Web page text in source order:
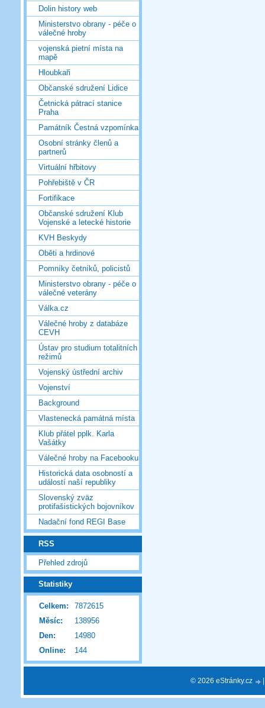
Dolin history web
Ministerstvo obrany - péče o
válečné hroby
vojenská pietní místa na
mapě
Hloubkaři
Občanské sdružení Lidice
Četnická pátrací stanice
Praha
Památník Čestná vzpomínka
Osobní stránky členů a
partnerů
Virtuální hřbitovy
Pohřebiště v ČR
Fortifikace
Občanské sdružení Klub
Vojenské a letecké historie
KVH Beskydy
Oběti a hrdinové
Pomníky četníků, policistů
Ministerstvo obrany - péče o
válečné veterány
Válka.cz
Válečné hroby z databáze
CEVH
Ústav pro studium totalitních
režimů
Vojenský ústřední archiv
Vojenství
Background
Vlastenecká památná místa
Klub přátel pplk. Karla
Vašátky
Válečné hroby na Facebooku
Historická data osobností a
událostí naší republiky
Slovenský zväz
protifašistických bojovníkov
Nadační fond REGI Base
RSS
Přehled zdrojů
Statistiky
Online: 144
Celkem:
7872615
Měsíc:
138956
Den:
14980
© 2026 eStránky.cz